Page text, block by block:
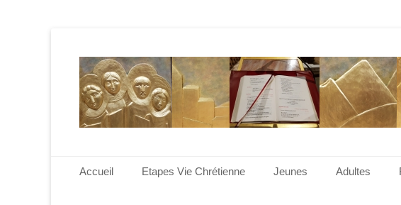
Menu principal
Accueil Etapes Vie Chrétienne Jeunes Adultes